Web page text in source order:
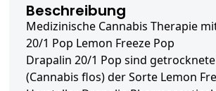
Beschreibung
Medizinische Cannabis Therapie
20/1 Pop Lemon Freeze Pop
Drapalin 20/1 Pop sind
(Cannabis flos) der Sorte Lemon